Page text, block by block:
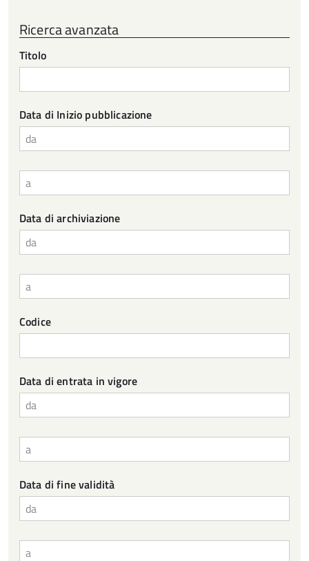
Ricerca avanzata
Titolo
Data di Inizio pubblicazione
da
a
Data di archiviazione
da
a
Codice
Data di entrata in vigore
da
a
Data di fine validità
da
a